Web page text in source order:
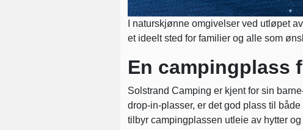
I naturskjønne omgivelser ved utløpet
et ideelt sted for familier og alle som
En campingplass
Solstrand Camping er kjent for sin
drop-in-plasser, er det god plass til
tilbyr campingplassen utleie av hytter